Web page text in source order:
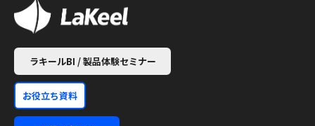
ラキールBI / 製品体験セミナー
お役立ち資料